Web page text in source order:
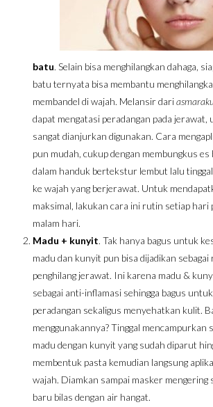
batu. Selain bisa menghilangkan dahaga,
batu ternyata bisa membantu
membandel di wajah. Melansir dari
dapat mengatasi peradangan pada jerawat,
sangat dianjurkan digunakan. Cara
pun mudah, cukup dengan membungkus es
dalam handuk bertekstur lembut lalu
ke wajah yang berjerawat. Untuk
maksimal, lakukan cara ini rutin setiap hari
malam hari.
Madu + kunyit. Tak hanya bagus untuk
madu dan kunyit pun bisa dijadikan sebagai
penghilang jerawat. Ini karena madu &
sebagai anti-inflamasi sehingga bagus
peradangan sekaligus menyehatkan kulit.
menggunakannya? Tinggal mencampurkan
madu dengan kunyit yang sudah diparut
membentuk pasta kemudian langsung
wajah. Diamkan sampai masker mengering
baru bilas dengan air hangat.